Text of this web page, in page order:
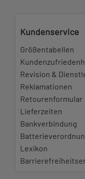
Kundenservice
Größentabellen
Revision &
Reklamationen
Retourenformular
Lieferzeiten
Bankverbindung
Lexikon